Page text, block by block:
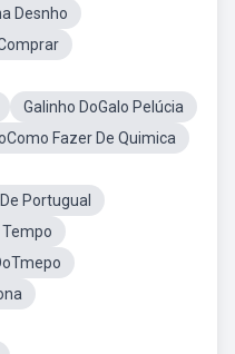
Desnho
Galinho DoGalo Pelúcia
Fazer De Quimica
Portugual
Tempo